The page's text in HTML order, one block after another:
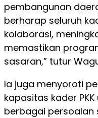
pembangunan
berharap seluruh
kolaborasi,
memastikan
sasaran,” tutur
Ia juga menyoroti
kapasitas kader
berbagai persoalan